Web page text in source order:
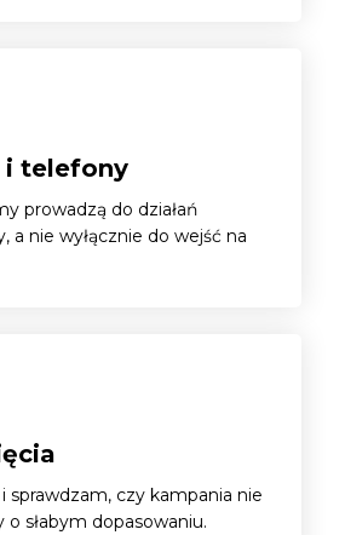
i telefony
prowadzą do działań
a nie wyłącznie do wejść na
sprawdzam, czy kampania nie
o słabym dopasowaniu.